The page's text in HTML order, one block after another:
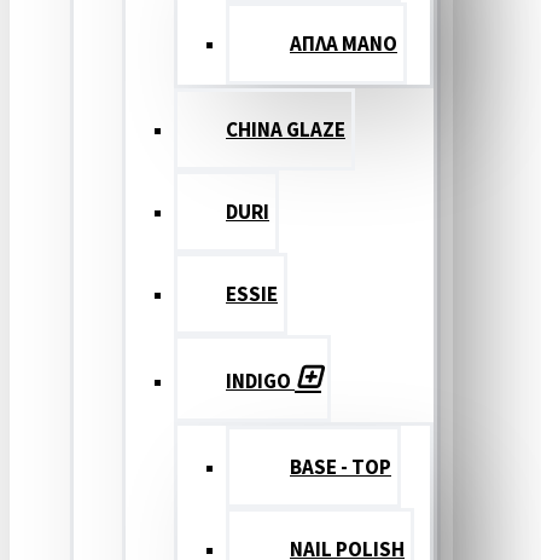
ΑΠΛΑ ΜΑΝΟ
CHINA GLAZE
DURI
ESSIE
INDIGO
BASE - TOP
NAIL POLISH